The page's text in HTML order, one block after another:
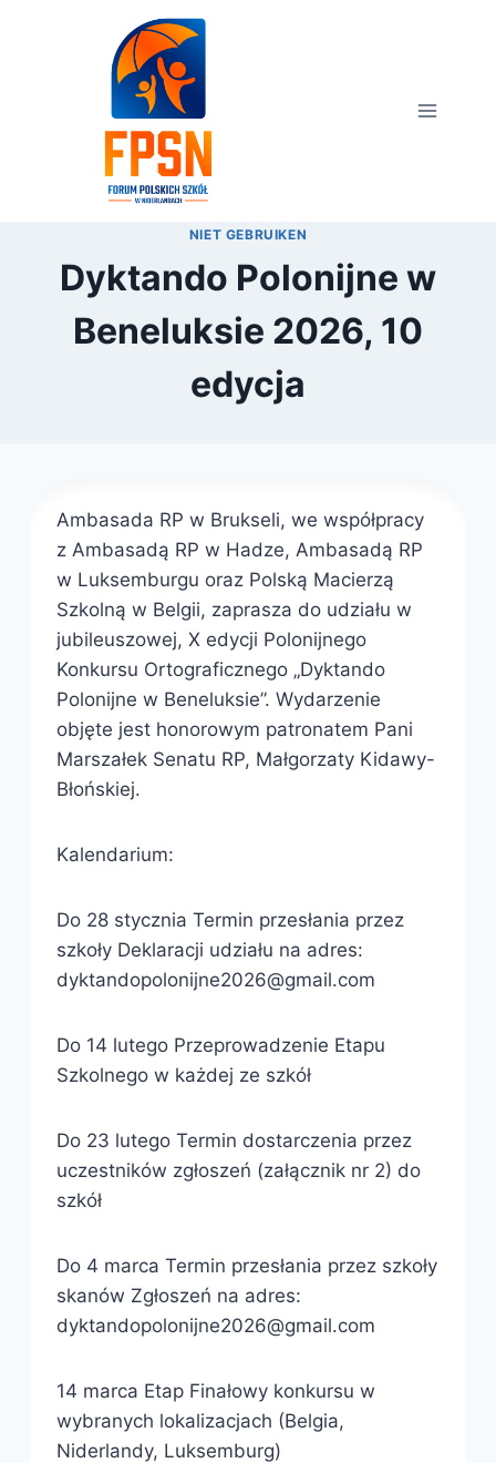
NIET GEBRUIKEN
Dyktando Polonijne w
Beneluksie 2026, 10
edycja
Ambasada RP w Brukseli, we współpracy
z Ambasadą RP w Hadze, Ambasadą RP
w Luksemburgu oraz Polską Macierzą
Szkolną w Belgii, zaprasza do udziału w
jubileuszowej, X edycji Polonijnego
Konkursu Ortograficznego „Dyktando
Polonijne w Beneluksie”. Wydarzenie
objęte jest honorowym patronatem Pani
Marszałek Senatu RP, Małgorzaty Kidawy-
Błońskiej.
Kalendarium:
Do 28 stycznia Termin przesłania przez
szkoły Deklaracji udziału na adres:
dyktandopolonijne2026@gmail.com
Do 14 lutego Przeprowadzenie Etapu
Szkolnego w każdej ze szkół
Do 23 lutego Termin dostarczenia przez
uczestników zgłoszeń (załącznik nr 2) do
szkół
Do 4 marca Termin przesłania przez szkoły
skanów Zgłoszeń na adres:
dyktandopolonijne2026@gmail.com
14 marca Etap Finałowy konkursu w
wybranych lokalizacjach (Belgia,
Niderlandy, Luksemburg)